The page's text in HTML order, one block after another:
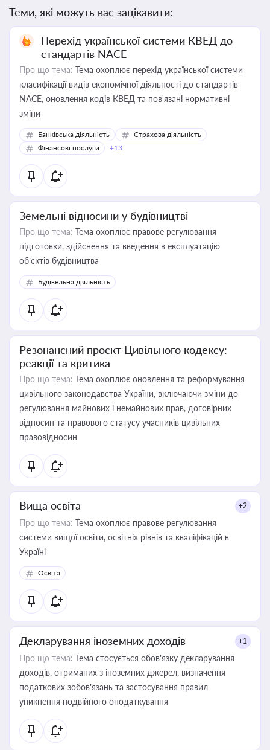
Теми, які можуть вас зацікавити:
Перехід української системи КВЕД до
стандартів NACE
Про що тема: Тема охоплює перехід української системи
класифікації видів економічної діяльності до стандартів
NACE, оновлення кодів КВЕД та пов'язані нормативні
зміни
Банківська діяльність
Страхова діяльність
Фінансові послуги
+13
Земельні відносини у будівництві
Про що тема: Тема охоплює правове регулювання
підготовки, здійснення та введення в експлуатацію
об’єктів будівництва
Будівельна діяльність
Резонансний проєкт Цивільного кодексу:
реакції та критика
Про що тема: Тема охоплює оновлення та реформування
цивільного законодавства України, включаючи зміни до
регулювання майнових і немайнових прав, договірних
відносин та правового статусу учасників цивільних
правовідносин
Вища освіта +2
Про що тема: Тема охоплює правове регулювання
системи вищої освіти, освітніх рівнів та кваліфікацій в
Україні
Освіта
Декларування іноземних доходів +1
Про що тема: Тема стосується обов’язку декларування
доходів, отриманих з іноземних джерел, визначення
податкових зобов’язань та застосування правил
уникнення подвійного оподаткування